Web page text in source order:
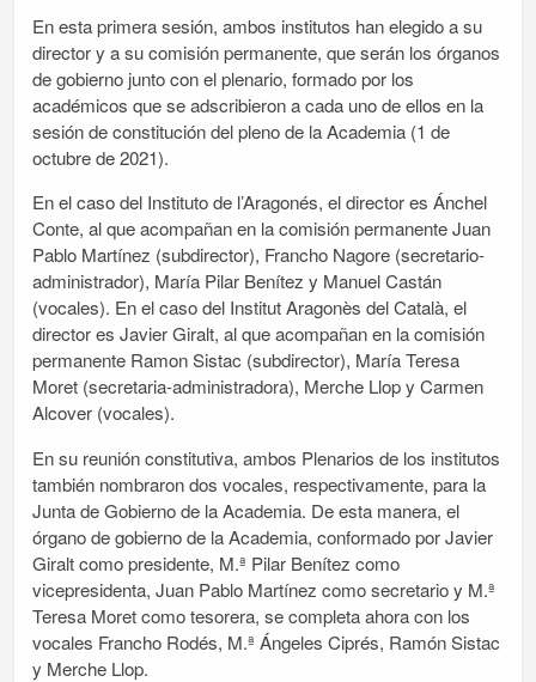
En esta primera sesión, ambos institutos han elegido a su
director y a su comisión permanente, que serán los órganos
de gobierno junto con el plenario, formado por los
académicos que se adscribieron a cada uno de ellos en la
sesión de constitución del pleno de la Academia (1 de
octubre de 2021).
En el caso del Instituto de l’Aragonés, el director es Ánchel
Conte, al que acompañan en la comisión permanente Juan
Pablo Martínez (subdirector), Francho Nagore (secretario-
administrador), María Pilar Benítez y Manuel Castán
(vocales). En el caso del Institut Aragonès del Català, el
director es Javier Giralt, al que acompañan en la comisión
permanente Ramon Sistac (subdirector), María Teresa
Moret (secretaria-administradora), Merche Llop y Carmen
Alcover (vocales).
En su reunión constitutiva, ambos Plenarios de los institutos
también nombraron dos vocales, respectivamente, para la
Junta de Gobierno de la Academia. De esta manera, el
órgano de gobierno de la Academia, conformado por Javier
Giralt como presidente, M.ª Pilar Benítez como
vicepresidenta, Juan Pablo Martínez como secretario y M.ª
Teresa Moret como tesorera, se completa ahora con los
vocales Francho Rodés, M.ª Ángeles Ciprés, Ramón Sistac
y Merche Llop.